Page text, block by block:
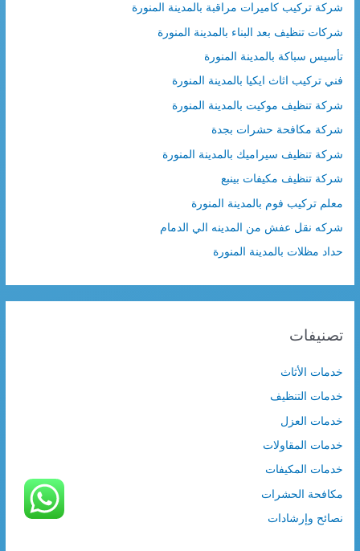
شركة تركيب كاميرات مراقبة بالمدينة المنورة
شركات تنظيف بعد البناء بالمدينة المنورة
تأسيس سباكة بالمدينة المنورة
فني تركيب اثاث ايكيا بالمدينة المنورة
شركة تنظيف موكيت بالمدينة المنورة
شركة مكافحة حشرات بجدة
شركة تنظيف سيراميك بالمدينة المنورة
شركة تنظيف مكيفات بينبع
معلم تركيب فوم بالمدينة المنورة
شركه نقل عفش من المدينه الي الدمام
حداد مظلات بالمدينة المنورة
تصنيفات
خدمات الأثاث
خدمات التنظيف
خدمات العزل
خدمات المقاولات
خدمات المكيفات
مكافحة الحشرات
نصائح وإرشادات